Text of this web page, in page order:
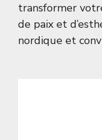
transformer
de paix et
nordique et